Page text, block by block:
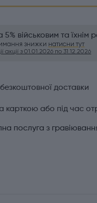
5% військовим та їхнім
знижки натисни тут
акції з 01.01.2026 по 31.12.2026
доставки
карткою або під час
послуга з